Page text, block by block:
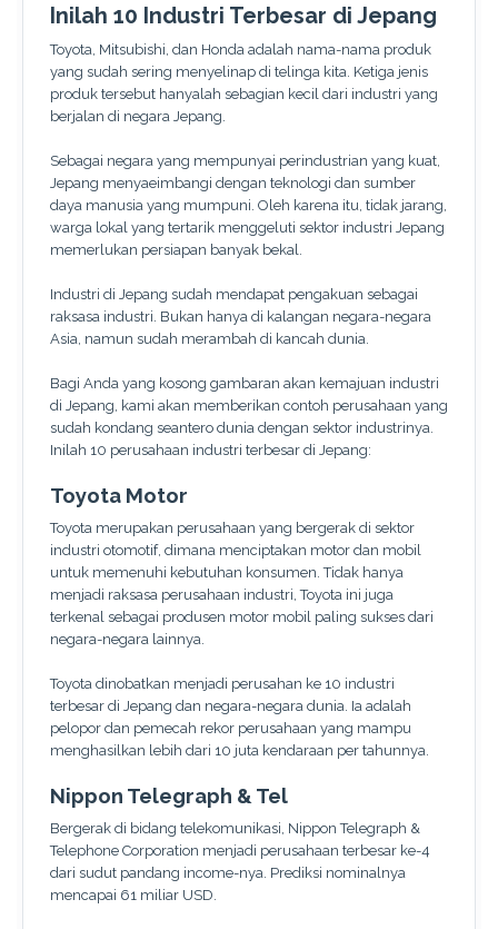
Inilah 10 Industri Terbesar di Jepang
Toyota, Mitsubishi, dan Honda adalah nama-nama produk
yang sudah sering menyelinap di telinga kita. Ketiga jenis
produk tersebut hanyalah sebagian kecil dari industri yang
berjalan di negara Jepang.
Sebagai negara yang mempunyai perindustrian yang kuat,
Jepang menyaeimbangi dengan teknologi dan sumber
daya manusia yang mumpuni. Oleh karena itu, tidak jarang,
warga lokal yang tertarik menggeluti sektor industri Jepang
memerlukan persiapan banyak bekal.
Industri di Jepang sudah mendapat pengakuan sebagai
raksasa industri. Bukan hanya di kalangan negara-negara
Asia, namun sudah merambah di kancah dunia.
Bagi Anda yang kosong gambaran akan kemajuan industri
di Jepang, kami akan memberikan contoh perusahaan yang
sudah kondang seantero dunia dengan sektor industrinya.
Inilah 10 perusahaan industri terbesar di Jepang:
Toyota Motor
Toyota merupakan perusahaan yang bergerak di sektor
industri otomotif, dimana menciptakan motor dan mobil
untuk memenuhi kebutuhan konsumen. Tidak hanya
menjadi raksasa perusahaan industri, Toyota ini juga
terkenal sebagai produsen motor mobil paling sukses dari
negara-negara lainnya.
Toyota dinobatkan menjadi perusahan ke 10 industri
terbesar di Jepang dan negara-negara dunia. Ia adalah
pelopor dan pemecah rekor perusahaan yang mampu
menghasilkan lebih dari 10 juta kendaraan per tahunnya.
Nippon Telegraph & Tel
Bergerak di bidang telekomunikasi, Nippon Telegraph &
Telephone Corporation menjadi perusahaan terbesar ke-4
dari sudut pandang income-nya. Prediksi nominalnya
mencapai 61 miliar USD.